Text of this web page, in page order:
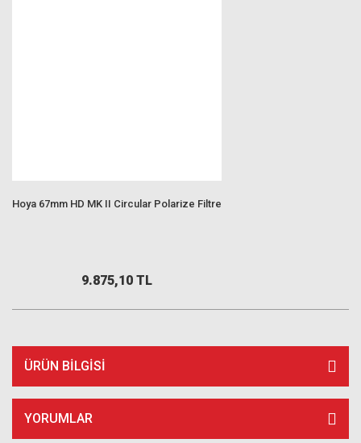
Hoya 67mm HD MK II Circular Polarize Filtre
9.875,10 TL
ÜRÜN BILGISI
YORUMLAR